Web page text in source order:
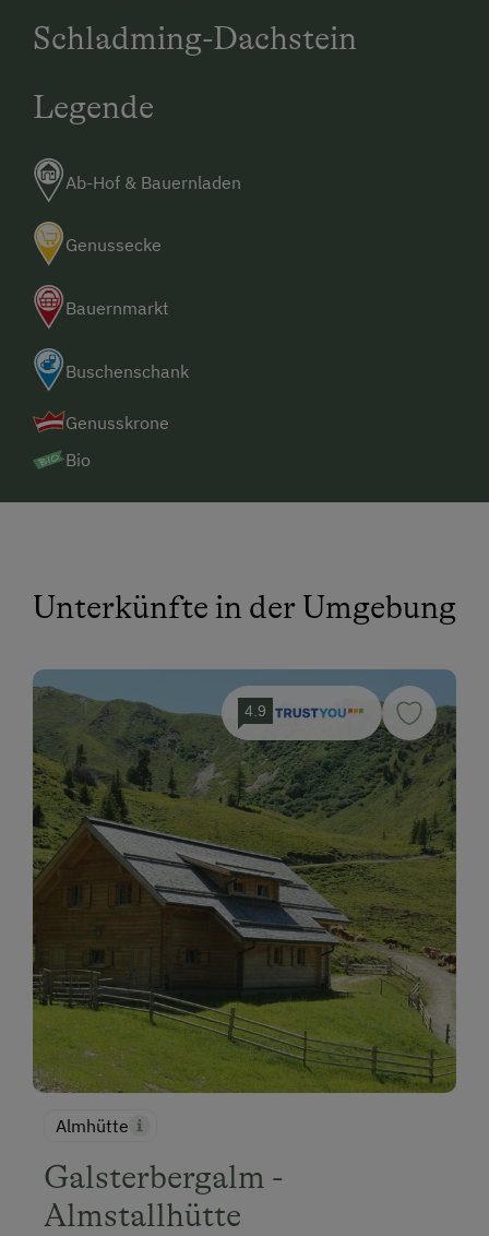
Schladming-Dachstein
Legende
Ab-Hof & Bauernladen
Genussecke
Bauernmarkt
Buschenschank
Genusskrone
Bio
Unterkünfte in der Umgebung
4.9
Almhütte
Galsterbergalm -
Almstallhütte